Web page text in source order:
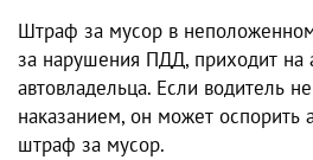
Штраф за мусор в
за нарушения ПДД, приходит на
автовладельца. Если водитель
наказанием, он может оспорить
штраф за мусор.